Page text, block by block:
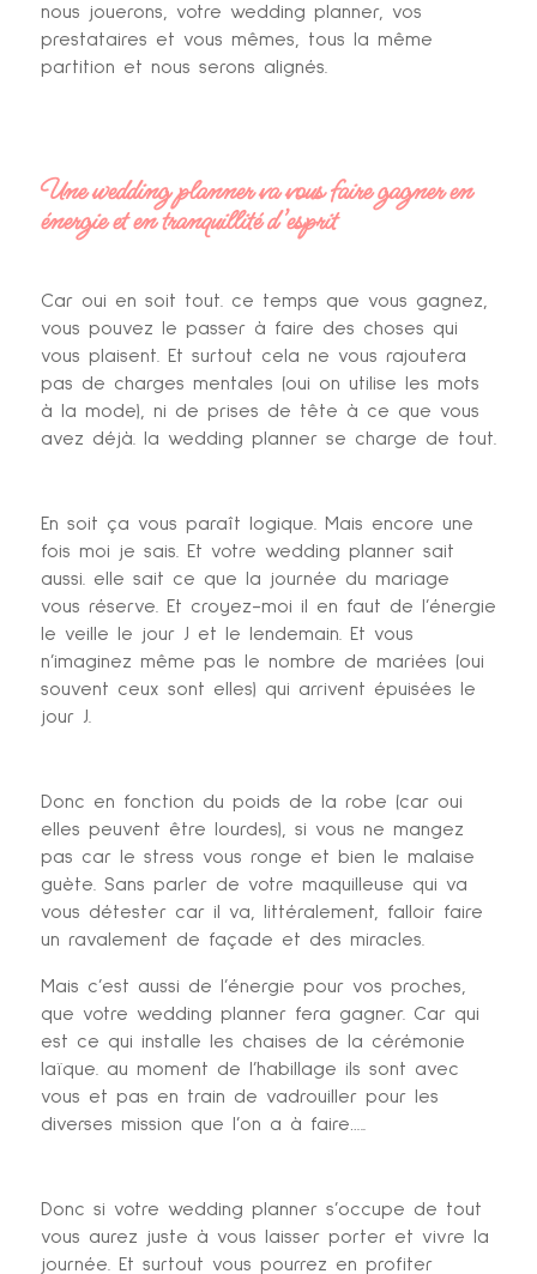
nous jouerons, votre wedding planner, vos
prestataires et vous mêmes, tous la même
partition et nous serons alignés.
Une wedding planner va vous faire gagner en
énergie et en tranquillité d’esprit
Car oui en soit tout. ce temps que vous gagnez,
vous pouvez le passer à faire des choses qui
vous plaisent. Et surtout cela ne vous rajoutera
pas de charges mentales (oui on utilise les mots
à la mode), ni de prises de tête à ce que vous
avez déjà. la wedding planner se charge de tout.
En soit ça vous paraît logique. Mais encore une
fois moi je sais. Et votre wedding planner sait
aussi. elle sait ce que la journée du mariage
vous réserve. Et croyez-moi il en faut de l’énergie
le veille le jour J et le lendemain. Et vous
n’imaginez même pas le nombre de mariées (oui
souvent ceux sont elles) qui arrivent épuisées le
jour J.
Donc en fonction du poids de la robe (car oui
elles peuvent être lourdes), si vous ne mangez
pas car le stress vous ronge et bien le malaise
guète. Sans parler de votre maquilleuse qui va
vous détester car il va, littéralement, falloir faire
un ravalement de façade et des miracles.
Mais c’est aussi de l’énergie pour vos proches,
que votre wedding planner fera gagner. Car qui
est ce qui installe les chaises de la cérémonie
laïque. au moment de l’habillage ils sont avec
vous et pas en train de vadrouiller pour les
diverses mission que l’on a à faire…..
Donc si votre wedding planner s’occupe de tout
vous aurez juste à vous laisser porter et vivre la
journée. Et surtout vous pourrez en profiter